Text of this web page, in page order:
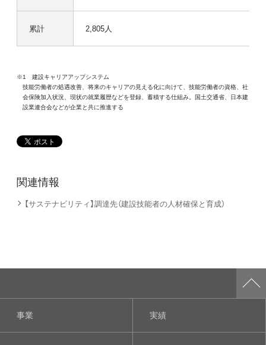
累計 2,805人
※1 建設キャリアアップシステム
技能労働者の処遇改善、将来のキャリアの見える化に向けて、技能労働者の資格、社
会保険加入状況、現状の就業履歴などを登録、蓄積する仕組み。国土交通省、日本建
設業連合会などが企業と共に推進する
関連情報
【サステナビリティ】調達先（建設技能者の人材確保と育成）
事業 実績